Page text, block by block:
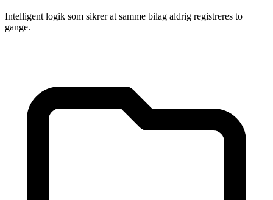
Intelligent logik som sikrer at samme bilag aldrig registreres to
gange.